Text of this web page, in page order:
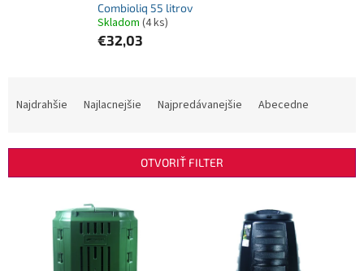
Combioliq 55 litrov
Skladom (4 ks)
€32,03
i
Najdrahšie Najlacnejšie Najpredávanejšie Abecedne
OTVORIŤ FILTER